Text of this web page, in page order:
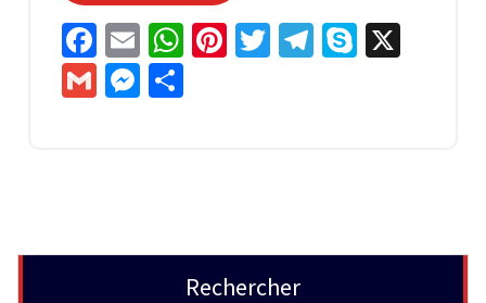
Facebook
EmailWhatsApp
Pinterest
Twitter
Telegram
Skype
GmailMessenger
Rechercher